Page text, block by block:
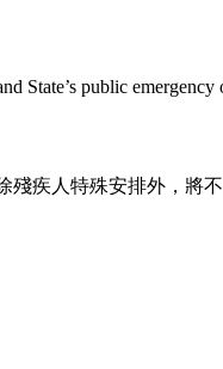
State’s public
疾人特殊安排外，將不